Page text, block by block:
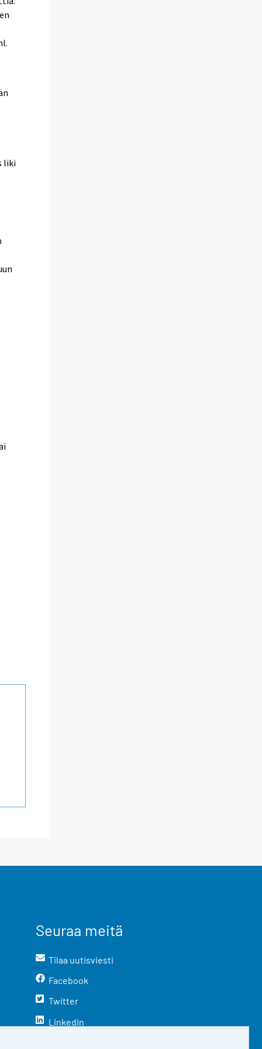
liki
Seuraa meitä
Tilaa uutisviesti
Facebook
Twitter
LinkedIn